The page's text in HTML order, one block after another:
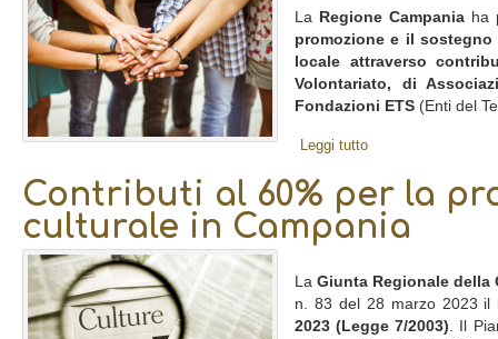
La Regione Campania ha
promozione e il
locale attraverso
Volontariato, di
Fondazioni ETS (Enti del
Leggi tutto
Contributi al 60% per la
culturale in Campania
La Giunta Regionale della
n. 83 del 28 marzo 2023 il
2023 (Legge 7/2003). Il